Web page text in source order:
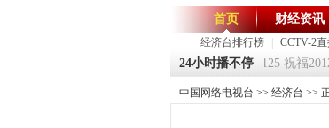
首页
经济台排行榜 CCTV-2
财经资讯
24小时播不停
《环球驿站》20120125 祝福
中国网络电视台 >> 经济台 >>